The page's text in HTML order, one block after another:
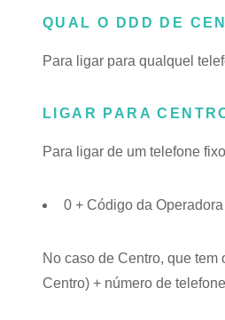
QUAL O DDD DE
Para ligar para qualquel
LIGAR PARA
Para ligar de um telefone
0 + Código da
No caso de Centro, que tem
Centro) + número de